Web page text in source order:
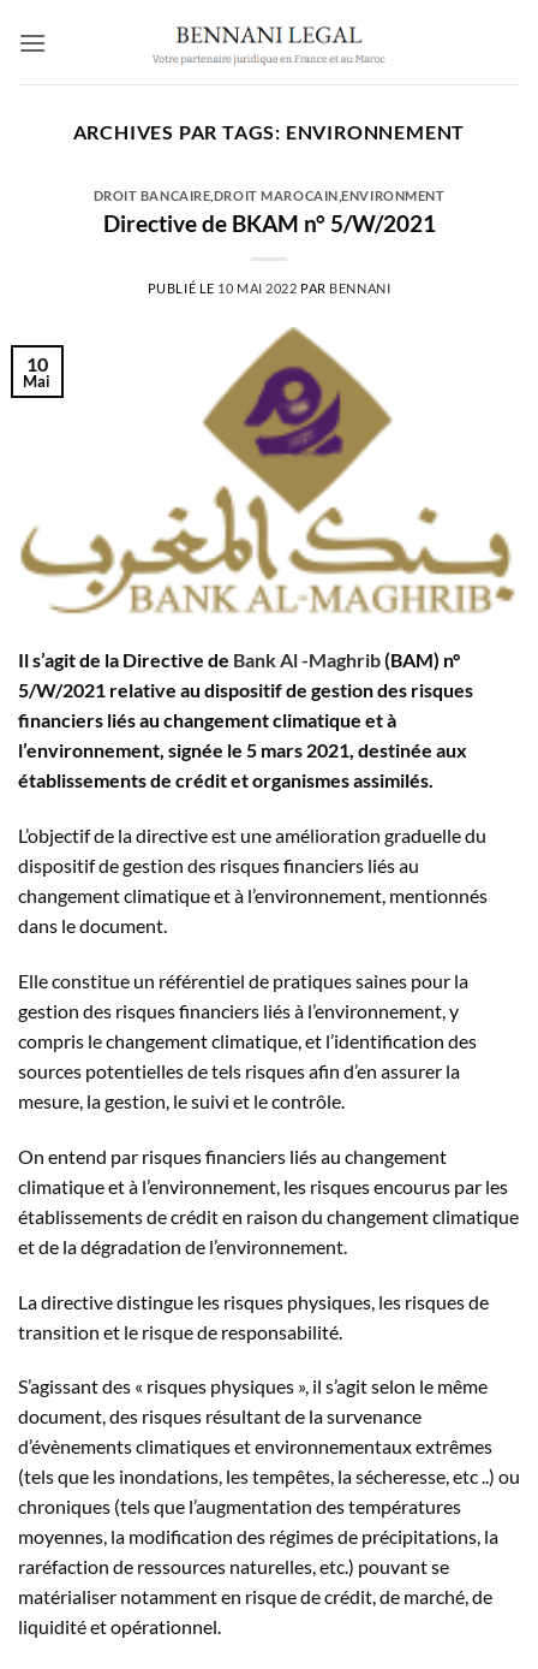
ARCHIVES PAR TAGS: ENVIRONNEMENT
DROIT BANCAIRE DROIT MAROCAIN ,ENVIRONMENT
Directive de BKAM n° 5/W/2021
PUBLIÉ LE 10 MAI 2022 PAR BENNANI
10
Mai
Il s’agit de la Directive de Bank Al -Maghrib(BAM) n°
5/W/2021 relative au dispositif de gestion des risques
financiers liés au changement climatique et à
l’environnement, signée le 5 mars 2021, destinée aux
établissements de crédit et organismes assimilés.
L’objectif de la directive est une amélioration graduelle du
dispositif de gestion des risques financiers liés au
changement climatique et à l’environnement, mentionnés
dans le document.
Elle constitue un référentiel de pratiques saines pour la
gestion des risques financiers liés à l’environnement, y
compris le changement climatique, et l’identification des
sources potentielles de tels risques afin d’en assurer la
mesure, la gestion, le suivi et le contrôle.
On entend par risques financiers liés au changement
climatique et à l’environnement, les risques encourus par les
établissements de crédit en raison du changement climatique
et de la dégradation de l’environnement.
La directive distingue les risques physiques, les risques de
transition et le risque de responsabilité.
S’agissant des « risques physiques », il s’agit selon le même
document, des risques résultant de la survenance
d’évènements climatiques et environnementaux extrêmes
(tels que les inondations, les tempêtes, la sécheresse, etc ..) ou
chroniques (tels que l’augmentation des températures
moyennes, la modification des régimes de précipitations, la
raréfaction de ressources naturelles, etc.) pouvant se
matérialiser notamment en risque de crédit, de marché, de
liquidité et opérationnel.